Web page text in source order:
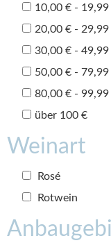
10,00 € - 19,99
20,00 € - 29,99
30,00 € - 49,99
50,00 € - 79,99
80,00 € - 99,99
über 100 €
Weinart
Rosé
Rotwein